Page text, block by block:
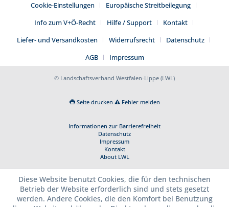
Cookie-Einstellungen
Europäische Streitbeilegung
Info zum V+Ö-Recht
Hilfe / Support
Kontakt
Liefer- und Versandkosten
Widerrufsrecht
Datenschutz
AGB
Impressum
© Landschaftsverband Westfalen-Lippe (LWL)
Seite drucken Fehler melden
Informationen zur Barrierefreiheit
Datenschutz
Impressum
Kontakt
About LWL
Diese Website benutzt Cookies, die für den technischen
Betrieb der Website erforderlich sind und stets gesetzt
werden. Andere Cookies, die den Komfort bei Benutzung